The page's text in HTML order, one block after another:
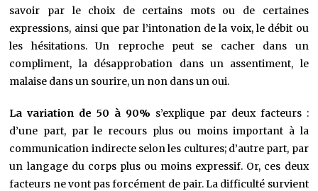
savoir par le choix de certains mots ou de certaines
expressions, ainsi que par l’intonation de la voix, le débit ou
les hésitations. Un reproche peut se cacher dans un
compliment, la désapprobation dans un assentiment, le
malaise dans un sourire, un non dans un oui.
La variation de 50 à 90% s’explique par deux facteurs :
d’une part, par le recours plus ou moins important à la
communication indirecte selon les cultures; d’autre part, par
un langage du corps plus ou moins expressif. Or, ces deux
facteurs ne vont pas forcément de pair. La difficulté survient